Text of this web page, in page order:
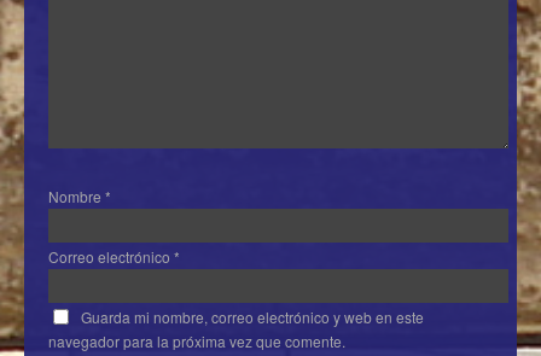
Nombre *
Correo electrónico *
Guarda mi nombre, correo electrónico y web en este
navegador para la próxima vez que comente.